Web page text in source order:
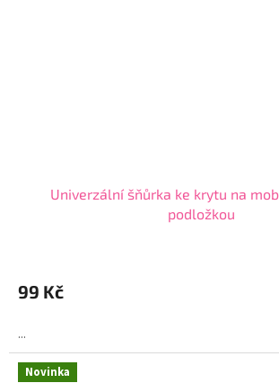
Univerzální šňůrka ke krytu na
podložkou
produktu
je
z
5
hvězdiček.
99 Kč
...
Novinka